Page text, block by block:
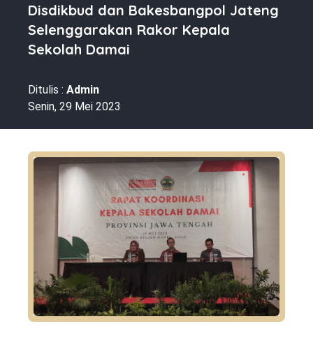
Disdikbud dan Bakesbangpol Jateng
Selenggarakan Rakor Kepala
Sekolah Damai
Ditulis : Admin
Senin, 29 Mei 2023